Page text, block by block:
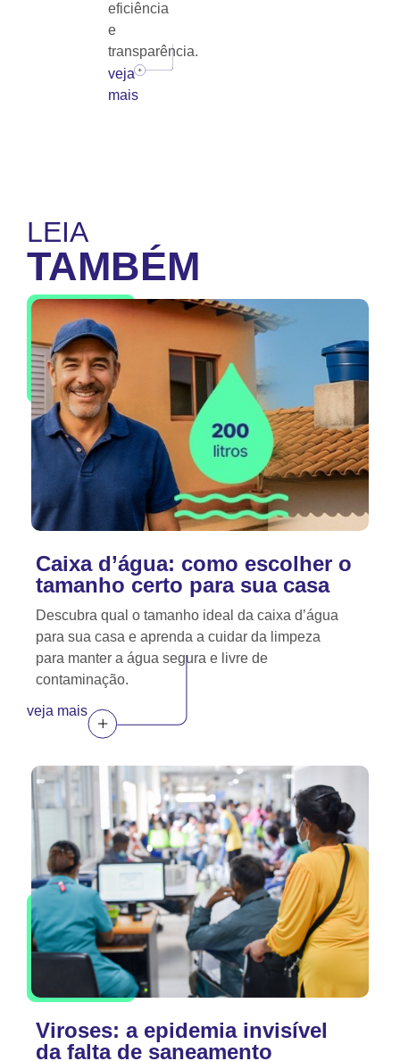
eficiência
e
transparência.
veja
mais
LEIA
TAMBÉM
Caixa d’água: como escolher o
tamanho certo para sua casa
Descubra qual o tamanho ideal da caixa d’água
para sua casa e aprenda a cuidar da limpeza
para manter a água segura e livre de
contaminação.
veja mais
Viroses: a epidemia invisível
da falta de saneamento